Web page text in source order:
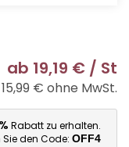
ab 19,19 € / St
15,99 € ohne MwSt.
Rabatt zu erhalten.
den Code: OFF4